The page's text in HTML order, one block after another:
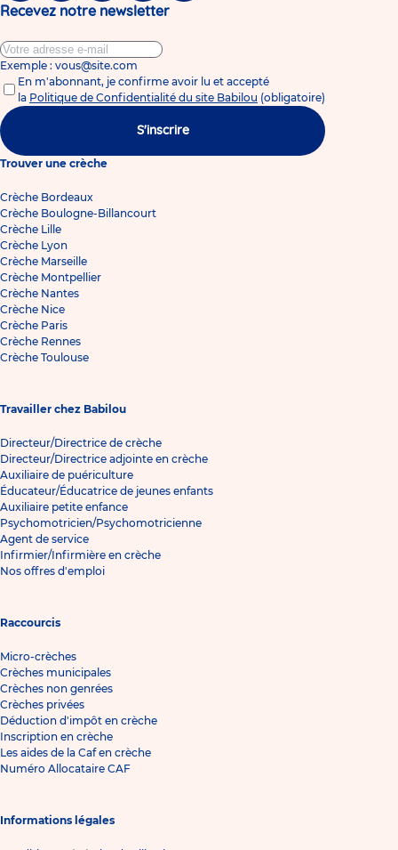
Recevez notre newsletter
Exemple : vous@site.com
En m'abonnant, je confirme avoir lu et accepté
la Politique de Confidentialité du site Babilou (obligatoire)
S'inscrire
Trouver une crèche
Crèche Bordeaux
Crèche Boulogne-Billancourt
Crèche Lille
Crèche Lyon
Crèche Marseille
Crèche Montpellier
Crèche Nantes
Crèche Nice
Crèche Paris
Crèche Rennes
Crèche Toulouse
Travailler chez Babilou
Directeur/Directrice de crèche
Directeur/Directrice adjointe en crèche
Auxiliaire de puériculture
Éducateur/Éducatrice de jeunes enfants
Auxiliaire petite enfance
Psychomotricien/Psychomotricienne
Agent de service
Infirmier/Infirmière en crèche
Nos offres d'emploi
Raccourcis
Micro-crèches
Crèches municipales
Crèches non genrées
Crèches privées
Déduction d'impôt en crèche
Inscription en crèche
Les aides de la Caf en crèche
Numéro Allocataire CAF
Informations légales